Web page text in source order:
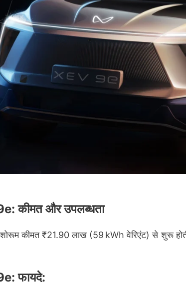
कीमत और उपलब्धता
कीमत ₹21.90 लाख (59 kWh वेरिएंट) से शुरू
फायदे: